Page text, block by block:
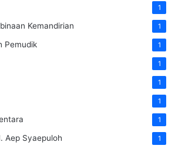
1
Kemandirian 1
Pemudik 1
1
1
1
1
Aep Syaepuloh 1